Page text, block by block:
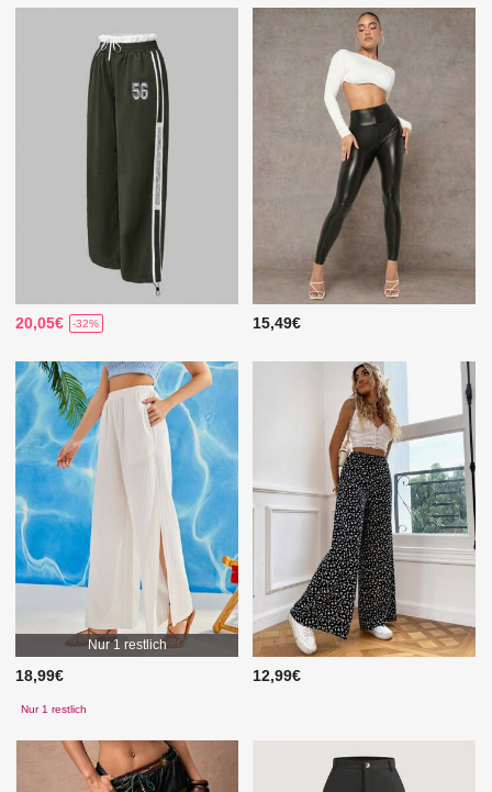
20,05€ -32% 15,49€
Nur 1 restlich
18,99€
Nur 1 restlich
12,99€